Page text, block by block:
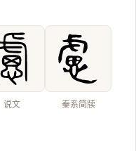
说文 秦系简牍